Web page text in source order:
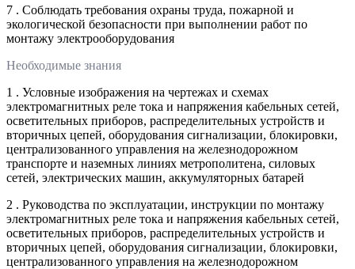
7 . Соблюдать требования охраны труда, пожарной и
экологической безопасности при выполнении работ по
монтажу электрооборудования
Необходимые знания
1 . Условные изображения на чертежах и схемах
электромагнитных реле тока и напряжения кабельных сетей,
осветительных приборов, распределительных устройств и
вторичных цепей, оборудования сигнализации, блокировки,
централизованного управления на железнодорожном
транспорте и наземных линиях метрополитена, силовых
сетей, электрических машин, аккумуляторных батарей
2 . Руководства по эксплуатации, инструкции по монтажу
электромагнитных реле тока и напряжения кабельных сетей,
осветительных приборов, распределительных устройств и
вторичных цепей, оборудования сигнализации, блокировки,
централизованного управления на железнодорожном